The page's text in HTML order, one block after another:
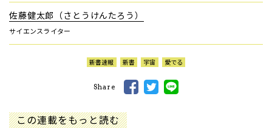
佐藤健太郎（さとうけんたろう）
サイエンスライター
新書速報 新書 宇宙 愛でる
Share
この連載をもっと読む